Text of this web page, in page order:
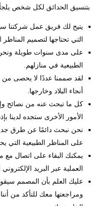
بتنسيق الحدائق لكل شخص
يتيح لك فريق عمل شركتنا
التي تحتاجها لتصميم
على مدى سنوات طويلة
الطبيعية في منازلهم.
لقد صممنا عددًا لا يحصى من
أنحاء البلاد وخارجها.
كل ما تبحث عنه من نصائح
الأمور الأخرى ستجده لدينا
نحن نبحث دائمًا عن طرق
على المناظر الطبيعية التي
يمكنك البقاء على اتصال مع
العملية عبر البريد الإلكتروني
عليك العلم بأن المصمم
ومراجعتها معك للتأكد من